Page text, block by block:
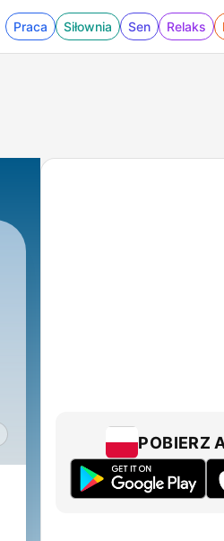
Praca Siłownia Sen Relaks
POBIERZ